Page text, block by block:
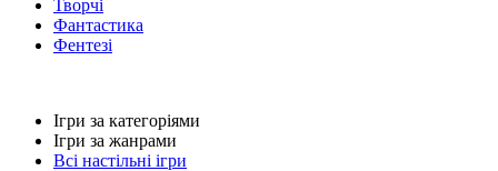
Творчі
Фантастика
Фентезі
Ігри за категоріями
Ігри за жанрами
Всі настільні ігри